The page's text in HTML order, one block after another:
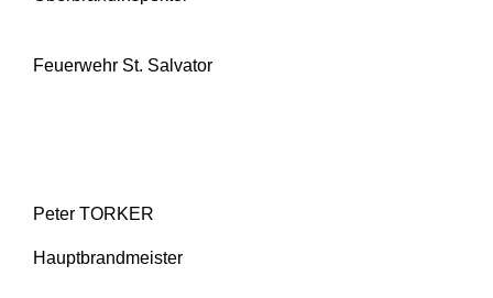
Feuerwehr St. Salvator
Peter TORKER
Hauptbrandmeister